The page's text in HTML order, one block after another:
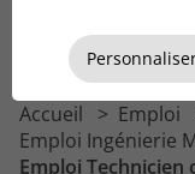
Voir plus
Emploi
Emploi
Accueil Emploi
Emploi Ingénierie
Emploi